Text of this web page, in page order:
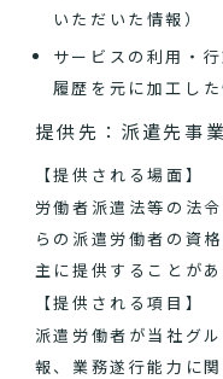
いただいた情報）
サービスの利用・
履歴を元に加工し
提供先：派遣先事
【提供される場面】
労働者派遣法等の法
らの派遣労働者の資
主に提供することがあ
【提供される項目】
派遣労働者が当社グ
報、業務遂行能力に